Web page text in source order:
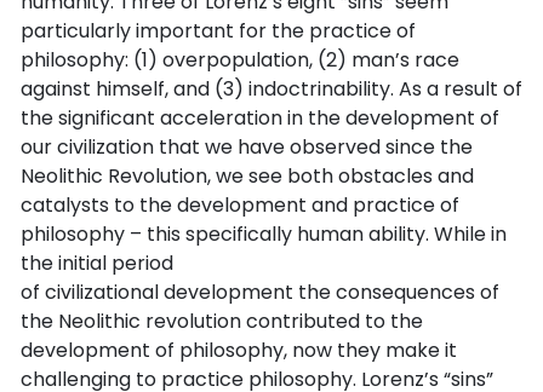
particularly important for the practice of
philosophy: (1) overpopulation, (2) man’s race
against himself, and (3) indoctrinability. As a result of
the significant acceleration in the development of
our civilization that we have observed since the
Neolithic Revolution, we see both obstacles and
catalysts to the development and practice of
philosophy – this specifically human ability. While in
the initial period
of civilizational development the consequences of
the Neolithic revolution contributed to the
development of philosophy, now they make it
challenging to practice philosophy. Lorenz’s “sins”